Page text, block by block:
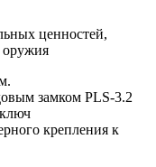
ценностей,
оружия
замком PLS-3.2
крепления к